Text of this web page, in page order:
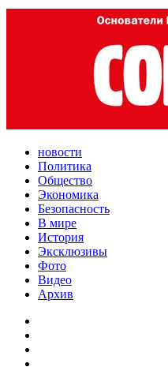
новости
Политика
Общество
Экономика
Безопасность
В мире
История
Эксклюзивы
Фото
Видео
Архив